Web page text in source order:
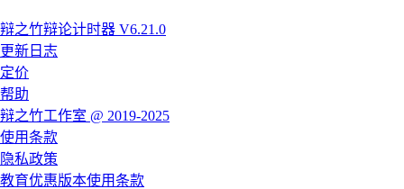
辩之竹辩论计时器 V6.21.0
更新日志
定价
帮助
辩之竹工作室 @ 2019-2025
使用条款
隐私政策
教育优惠版本使用条款